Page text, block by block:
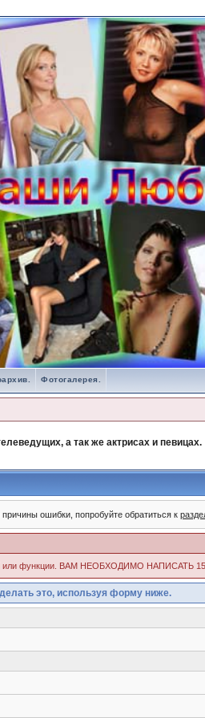
Фотогалерея.
а так же актрисах и певицах.
ошибки, попробуйте обратиться к
или функции. ВАМ НЕОБХОДИМО
это, используя форму ниже.